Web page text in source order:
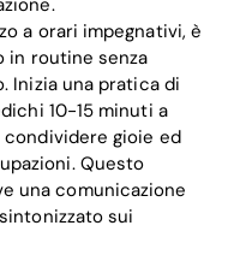
a orari impegnativi, è
in routine senza
Inizia una pratica di
10-15 minuti a
gioie ed
Questo
una comunicazione
sui